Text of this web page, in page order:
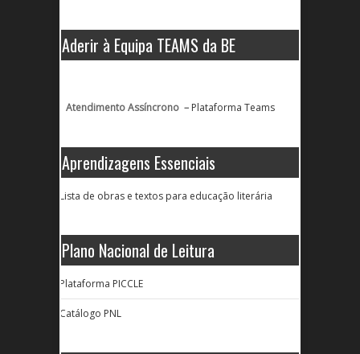
Aderir à Equipa TEAMS da BE
Atendimento Assíncrono – Plataforma Teams
Aprendizagens Essenciais
Lista de obras e textos para educação literária
Plano Nacional de Leitura
Plataforma PICCLE
Catálogo PNL